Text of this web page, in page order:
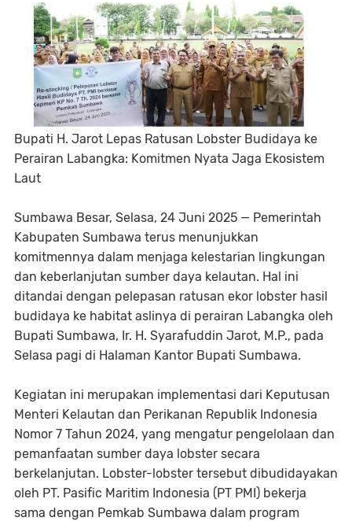
Bupati H. Jarot Lepas Ratusan Lobster Budidaya ke
Perairan Labangka: Komitmen Nyata Jaga Ekosistem
Laut
Sumbawa Besar, Selasa, 24 Juni 2025 — Pemerintah
Kabupaten Sumbawa terus menunjukkan
komitmennya dalam menjaga kelestarian lingkungan
dan keberlanjutan sumber daya kelautan. Hal ini
ditandai dengan pelepasan ratusan ekor lobster hasil
budidaya ke habitat aslinya di perairan Labangka oleh
Bupati Sumbawa, Ir. H. Syarafuddin Jarot, M.P., pada
Selasa pagi di Halaman Kantor Bupati Sumbawa.
Kegiatan ini merupakan implementasi dari Keputusan
Menteri Kelautan dan Perikanan Republik Indonesia
Nomor 7 Tahun 2024, yang mengatur pengelolaan dan
pemanfaatan sumber daya lobster secara
berkelanjutan. Lobster-lobster tersebut dibudidayakan
oleh PT. Pasific Maritim Indonesia (PT PMI) bekerja
sama dengan Pemkab Sumbawa dalam program